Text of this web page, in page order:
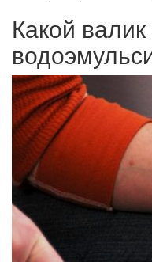
Какой